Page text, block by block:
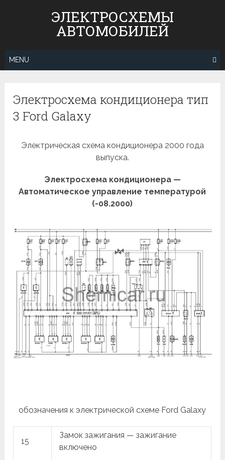
ЭЛЕКТРОСХЕМЫ
АВТОМОБИЛЕЙ
MENU
Электросхема кондиционера тип
3 Ford Galaxy
Электрическая схема кондиционера 2000 года
выпуска.
Электросхема кондиционера —
Автоматическое управление температурой
(-08.2000)
обозначения к электрической схеме Ford Galaxy
15
Замок зажигания — зажигание
включено